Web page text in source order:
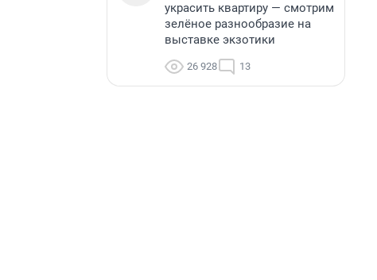
украсить квартиру — смотрим
зелёное разнообразие на
выставке экзотики
26 928 13